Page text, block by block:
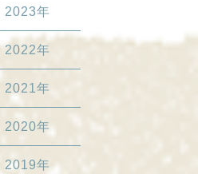
2023年
2022年
2021年
2020年
2019年